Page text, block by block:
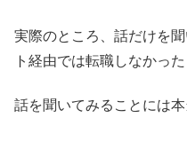
実際のところ、話だけを
ト経由では転職しなかっ
話を聞いてみることには本